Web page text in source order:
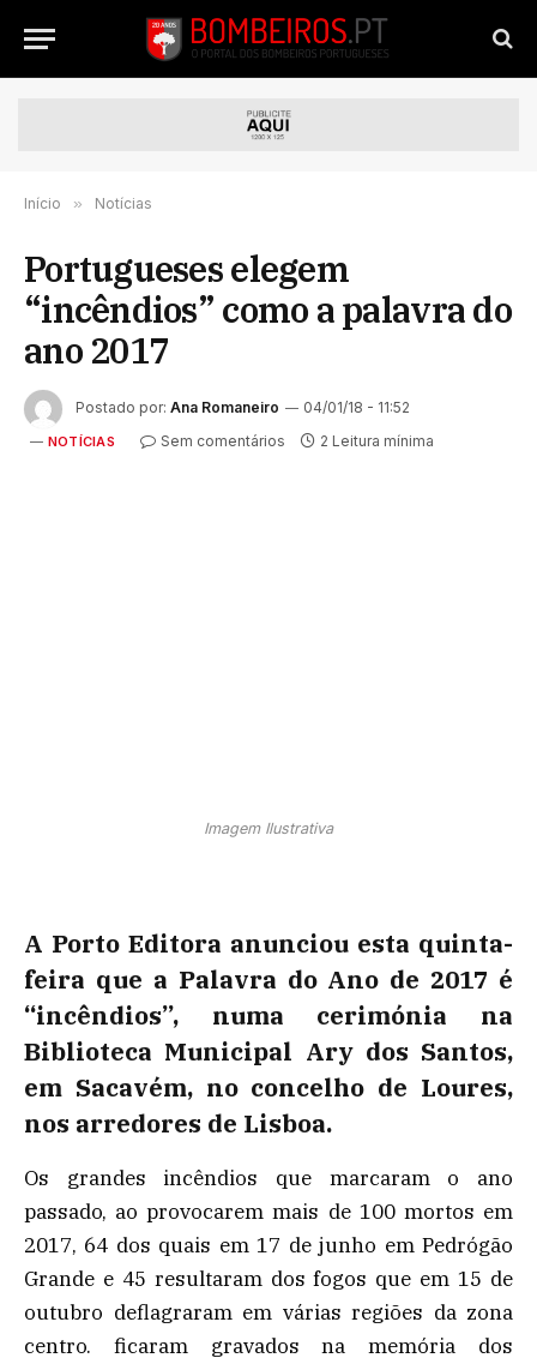
Início » Notícias
Portugueses elegem
“incêndios” como a palavra do
ano 2017
Postado por: Ana Romaneiro 04/01/18 - 11:52
NOTÍCIAS Sem comentários 2 Leitura mínima
Imagem Ilustrativa
A Porto Editora anunciou esta quinta-
feira que a Palavra do Ano de 2017 é
“incêndios”, numa cerimónia na
Biblioteca Municipal Ary dos Santos,
em Sacavém, no concelho de Loures,
nos arredores de Lisboa.
Os grandes incêndios que marcaram o ano
passado, ao provocarem mais de 100 mortos em
2017, 64 dos quais em 17 de junho em Pedrógão
Grande e 45 resultaram dos fogos que em 15 de
outubro deflagraram em várias regiões da zona
centro. ficaram gravados na memória dos